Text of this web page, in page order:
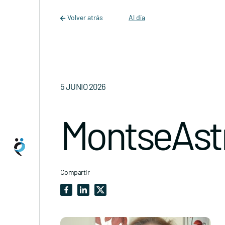
Main Navigation
Volver atrás Al día
5 JUNIO 2026
Compartir